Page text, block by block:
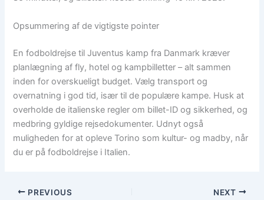
Opsummering af de vigtigste pointer
En fodboldrejse til Juventus kamp fra Danmark kræver
planlægning af fly, hotel og kampbilletter – alt sammen
inden for overskueligt budget. Vælg transport og
overnatning i god tid, især til de populære kampe. Husk at
overholde de italienske regler om billet-ID og sikkerhed, og
medbring gyldige rejsedokumenter. Udnyt også
muligheden for at opleve Torino som kultur- og madby, når
du er på fodboldrejse i Italien.
PREVIOUS NEXT